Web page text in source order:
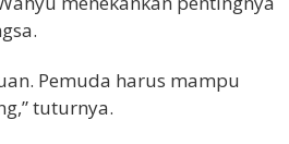
Pemuda harus mampu
tuturnya.